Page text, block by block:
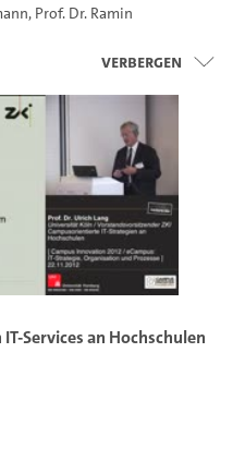
, Prof. Dr. Ramin
Verbergen
Services an Hochschulen